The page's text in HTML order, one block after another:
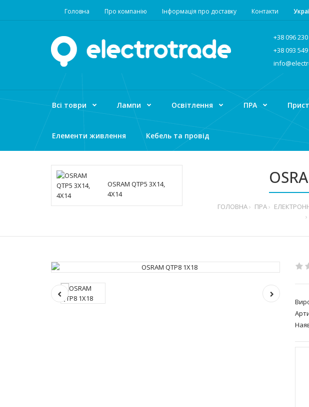
Головна Про компанію Інформація про доставку Контакти
+38 096
+38 093
Всі товри Лампи Освітлення ПРА
Елементи живлення Кебель та провід
OSRAM QTP5 3X14,
4X14
ГОЛОВНА ПРА